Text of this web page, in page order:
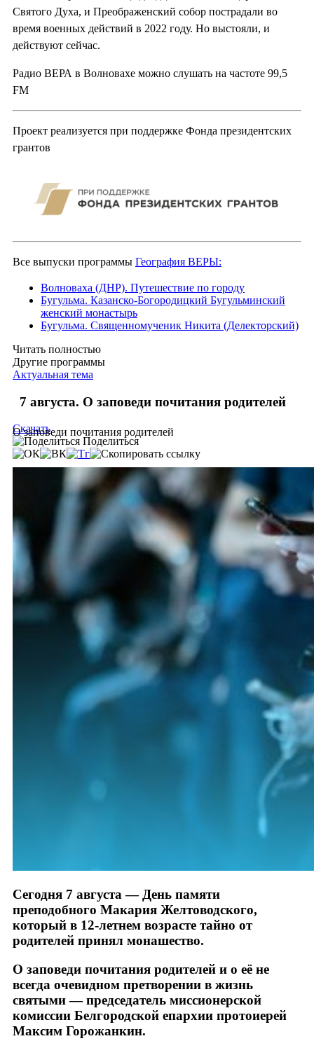
Святого Духа, и Преображенский собор пострадали во
время военных действий в 2022 году. Но выстояли, и
действуют сейчас.
Радио ВЕРА в Волновахе можно слушать на частоте 99,5
FM
Проект реализуется при поддержке Фонда президентских
грантов
Все выпуски программы География ВЕРЫ:
Волноваха (ДНР). Путешествие по городу
Бугульма. Казанско-Богородицкий Бугульминский
женский монастырь
Бугульма. Священномученик Никита (Делекторский)
Читать полностью
Другие программы
Актуальная тема
7 августа. О заповеди почитания родителей
О заповеди почитания родителей
Скачать
Поделиться
Сегодня 7 августа — День памяти
преподобного Макария Желтоводского,
который в 12-летнем возрасте тайно от
родителей принял монашество.
О заповеди почитания родителей и о её не
всегда очевидном претворении в жизнь
святыми — председатель миссионерской
комиссии Белгородской епархии протоиерей
Максим Горожанкин.